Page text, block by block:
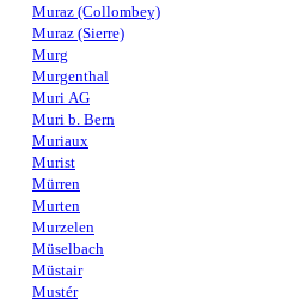
Muraz (Collombey)
Muraz (Sierre)
Murg
Murgenthal
Muri AG
Muri b. Bern
Muriaux
Murist
Mürren
Murten
Murzelen
Müselbach
Müstair
Mustér